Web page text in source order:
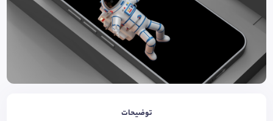
توضیحات